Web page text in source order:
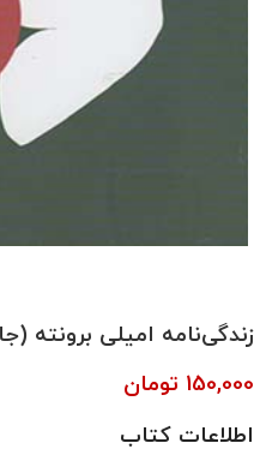
زندگی‌نامه امیلی برونته
150,000 تومان
اطلاعات کتاب